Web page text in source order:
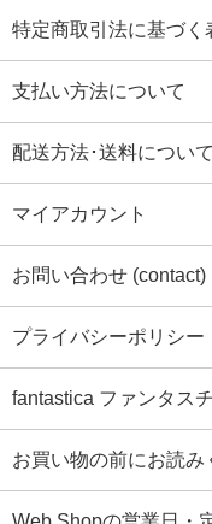
特定商取引法に基づく
支払い方法について
配送方法･送料について
マイアカウント
お問い合わせ (contact)
プライバシーポリシー
fantastica ファンタス
お買い物の前にお読み